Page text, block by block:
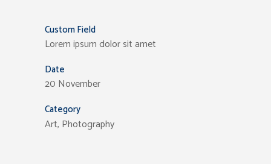
Custom Field
Lorem ipsum dolor sit amet
Date
20 November
Category
Art, Photography